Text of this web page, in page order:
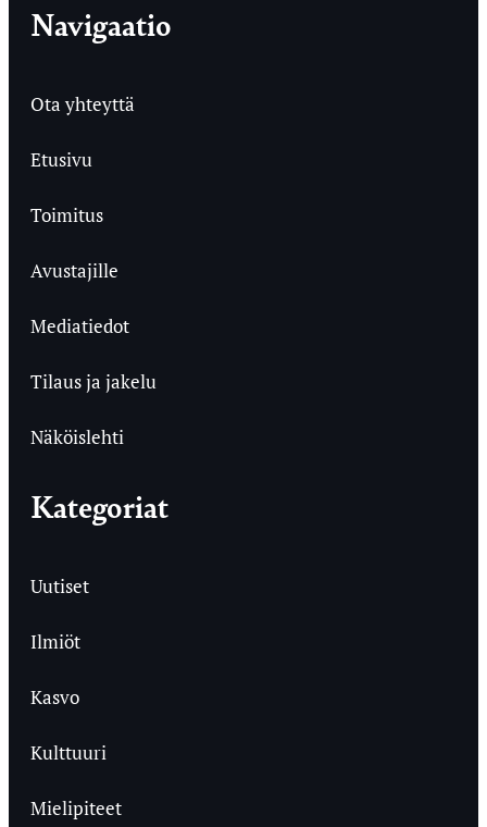
Navigaatio
Ota yhteyttä
Etusivu
Toimitus
Avustajille
Mediatiedot
Tilaus ja jakelu
Näköislehti
Kategoriat
Uutiset
Ilmiöt
Kasvo
Kulttuuri
Mielipiteet